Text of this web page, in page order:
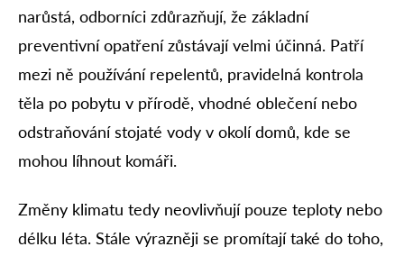
narůstá, odborníci zdůrazňují, že základní
preventivní opatření zůstávají velmi účinná. Patří
mezi ně používání repelentů, pravidelná kontrola
těla po pobytu v přírodě, vhodné oblečení nebo
odstraňování stojaté vody v okolí domů, kde se
mohou líhnout komáři.
Změny klimatu tedy neovlivňují pouze teploty nebo
délku léta. Stále výrazněji se promítají také do toho,